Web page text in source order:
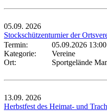
05.09. 2026
Stockschützenturnier der
Termin:
05.09.2026
Kategorie:
Vereine
Ort:
Sportgelände
13.09. 2026
Herbstfest des Heimat- und